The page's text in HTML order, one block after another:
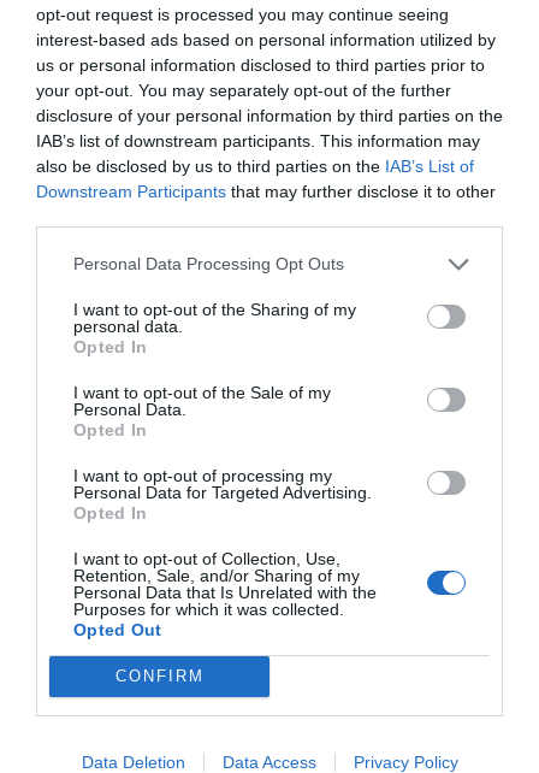
opt-out request is processed you may continue seeing
interest-based ads based on personal information utilized by
us or personal information disclosed to third parties prior to
your opt-out. You may separately opt-out of the further
disclosure of your personal information by third parties on the
IAB’s list of downstream participants. This information may
also be disclosed by us to third parties on the IAB’s List of
Downstream Participants that may further disclose it to other
Personal Data Processing Opt Outs
I want to opt-out of the Sharing of my
personal data.
Opted In
I want to opt-out of the Sale of my
Personal Data.
Opted In
I want to opt-out of processing my
Personal Data for Targeted Advertising.
Opted In
I want to opt-out of Collection, Use,
Retention, Sale, and/or Sharing of my
Personal Data that Is Unrelated with the
Purposes for which it was collected.
Opted Out
CONFIRM
Data Deletion Data Access Privacy Policy
INTERNACIONAL
La bomba de Hiroshima no perseguía a
Occidente, la de Nagasaki sí: era la ciudad
católica del Japón
Eulogio López 08/08/26 06:00
Marcelo Gullo: “El trabajo de desmitificar la
historia, de poner la verdadera, de
cristiano"
por Hispanidad
Artículos anteriores
DIARIO DE LA CORRUPCIÓN SANCHISTA
Diario de la corrupción sanchista. Hazte
“Pedro Sánchez es un criminal”
por Redacción
Artículos anteriores
Opinión
Enormes minucias